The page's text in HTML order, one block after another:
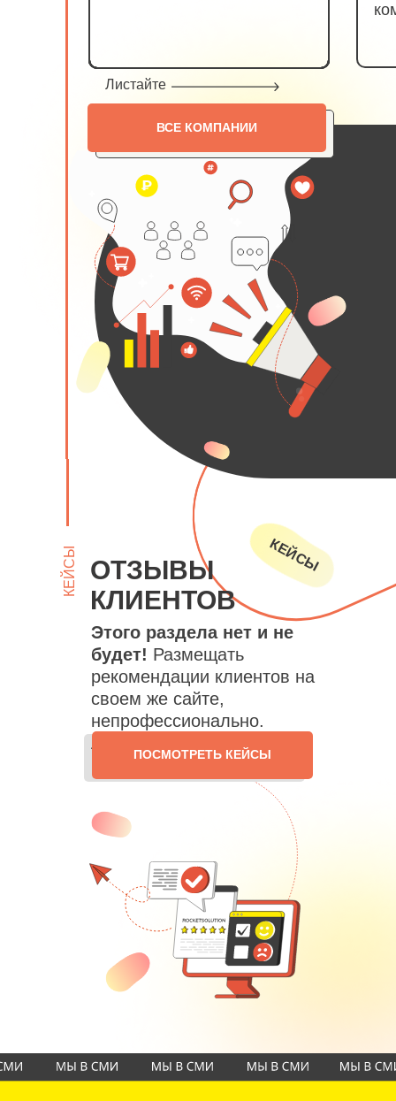
Листайте
ВСЕ КОМПАНИИ
КЕЙСЫ
КЕЙСЫ ОТЗЫВЫ
КЛИЕНТОВ
Этого раздела нет и не
будет! Размещать
рекомендации клиентов на
своем же сайте,
непрофессионально.
Лучшие отзывы - это
результат нашей работы
ПОСМОТРЕТЬ КЕЙСЫ